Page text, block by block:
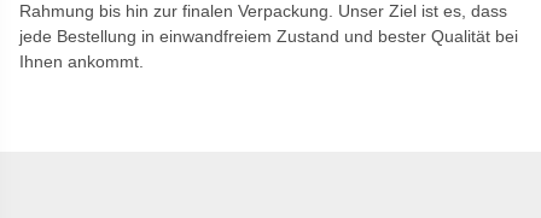
Rahmung bis hin zur finalen Verpackung. Unser Ziel ist es, dass
jede Bestellung in einwandfreiem Zustand und bester Qualität bei
Ihnen ankommt.